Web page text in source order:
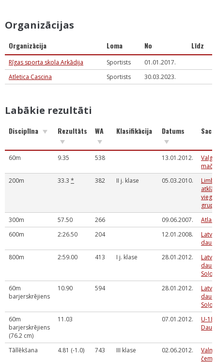
Organizācijas
Organizācija Loma No Līdz
Rīgas sporta skola Arkādija Sportists
01.01.2017.
Atletica Cascina
Sportists 30.03.2023.
Labākie rezultāti
Disciplīna Rezultāts WA Klasifikācija Datums
60m 9.35 538 13.01.2012.
200m
33.3 * 382 II j. klase 05.03.2010.
300m
57.50 266 09.06.2007.
600m
2:26.50 204 12.01.2008.
800m
2:59.00 413 I j. klase 28.01.2012.
60m
barjerskrējiens
10.90 594 28.01.2012.
60m
barjerskrējiens
(76.2 cm)
11.03 07.01.2012.
U-18
Tāllēkšana 4.81 (-1.0) 743 III klase 02.06.2012.